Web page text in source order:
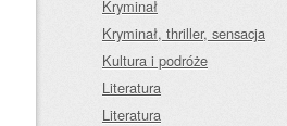
Kryminał
Kryminał, thriller, sensacja
Kultura i podróże
Literatura
Literatura